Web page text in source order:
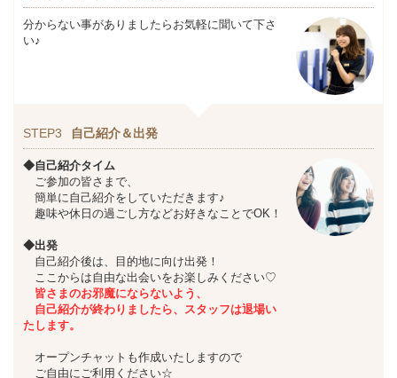
分からない事がありましたらお気軽に聞いて下さ
い♪
STEP3 自己紹介＆出発
◆自己紹介タイム
ご参加の皆さまで、
簡単に自己紹介をしていただきます♪
趣味や休日の過ごし方などお好きなことでOK！
◆出発
自己紹介後は、目的地に向け出発！
ここからは自由な出会いをお楽しみください♡
皆さまのお邪魔にならないよう、
自己紹介が終わりましたら、スタッフは退場い
たします。
オープンチャットも作成いたしますので
ご自由にご利用ください☆